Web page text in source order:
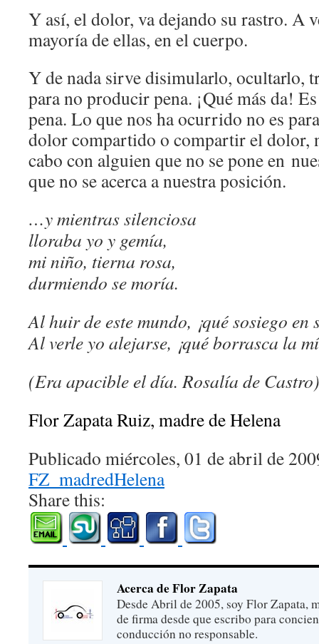
Y así, el dolor, va dejando su rastro. A
mayoría de ellas, en el cuerpo.
Y de nada sirve disimularlo, ocultarlo,
para no producir pena. ¡Qué más da!
pena. Lo que nos ha ocurrido no es
dolor compartido o compartir el dolor,
cabo con alguien que no se pone en
que no se acerca a nuestra posición.
…y mientras silenciosa
lloraba yo y gemía,
mi niño, tierna rosa,
durmiendo se moría.
Al huir de este mundo, ¡qué sosiego en
Al verle yo alejarse, ¡qué borrasca la
(Era apacible el día. Rosalía de Castro)
Flor Zapata Ruiz, madre de Helena
Publicado miércoles, 01 de abril de
FZ_madredHelena
Share this:
Acerca de Flor Zapata
Desde Abril de 2005, soy Flor Zapata,
de firma desde que escribo para
conducción no responsable.